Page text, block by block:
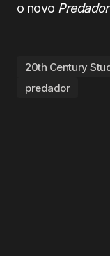
o novo Predador
20th Century
predador